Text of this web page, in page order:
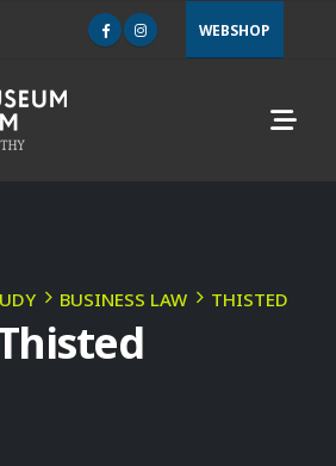
WEBSHOP
BUSINESS LAW THISTED